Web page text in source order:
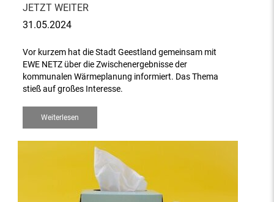
JETZT WEITER
31.05.2024
Vor kurzem hat die Stadt Geestland gemeinsam mit
EWE NETZ über die Zwischenergebnisse der
kommunalen Wärmeplanung informiert. Das Thema
stieß auf großes Interesse.
Weiterlesen